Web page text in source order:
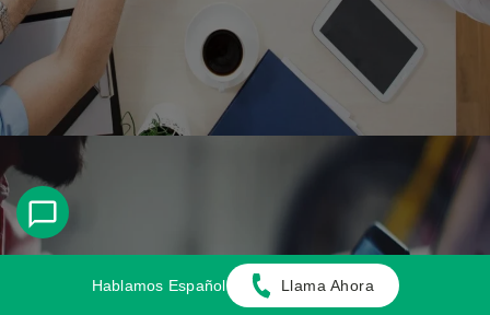
Comuniquese Con Nosotros
Hablamos Español Llama Ahora